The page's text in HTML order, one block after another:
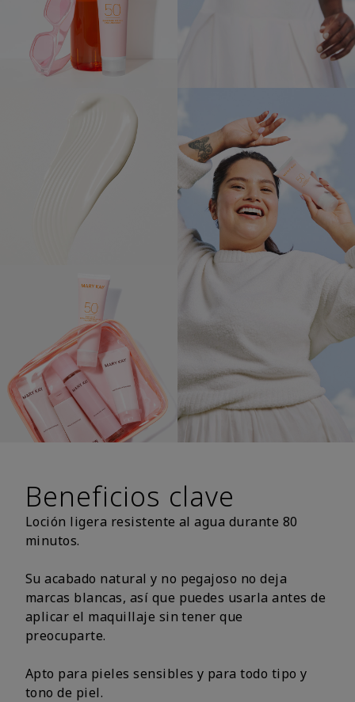
Beneficios clave
Loción ligera resistente al agua durante 80
minutos.
Su acabado natural y no pegajoso no deja
marcas blancas, así que puedes usarla antes de
aplicar el maquillaje sin tener que
preocuparte.
Apto para pieles sensibles y para todo tipo y
tono de piel.